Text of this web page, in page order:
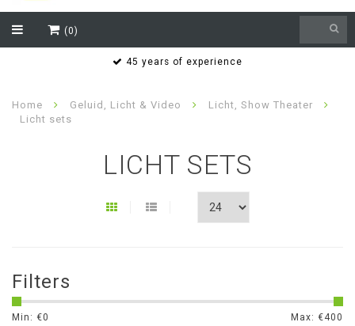
(0)
45 years of experience
Home Geluid, Licht & Video
Licht, Show Theater
Licht sets
LICHT SETS
Filters
Min: €0 Max: €400